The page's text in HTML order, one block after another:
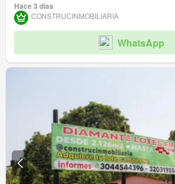
Hace 3 días
CONSTRUCINMOBILIARIA
WhatsApp